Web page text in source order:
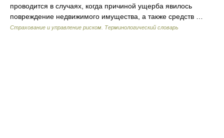
проводится в случаях, когда причиной ущерба явилось
повреждение недвижимого имущества, а также средств …
Страхование и управление риском. Терминологический словарь